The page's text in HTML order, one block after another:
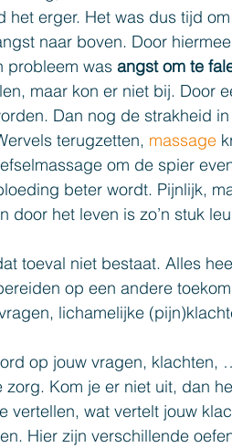
het erger. Het was dus tijd
naar boven. Door
probleem was angst om te
maar kon er niet bij. Door
Dan nog de strakheid
ervels terugzetten, massage
om de spier
beter wordt. Pijnlijk,
door het leven is zo’n stuk
toeval niet bestaat. Alles
op een andere
lichamelijke
op jouw vragen,
zorg. Kom je er niet uit, dan
vertellen, wat vertelt jouw
Hier zijn verschillende